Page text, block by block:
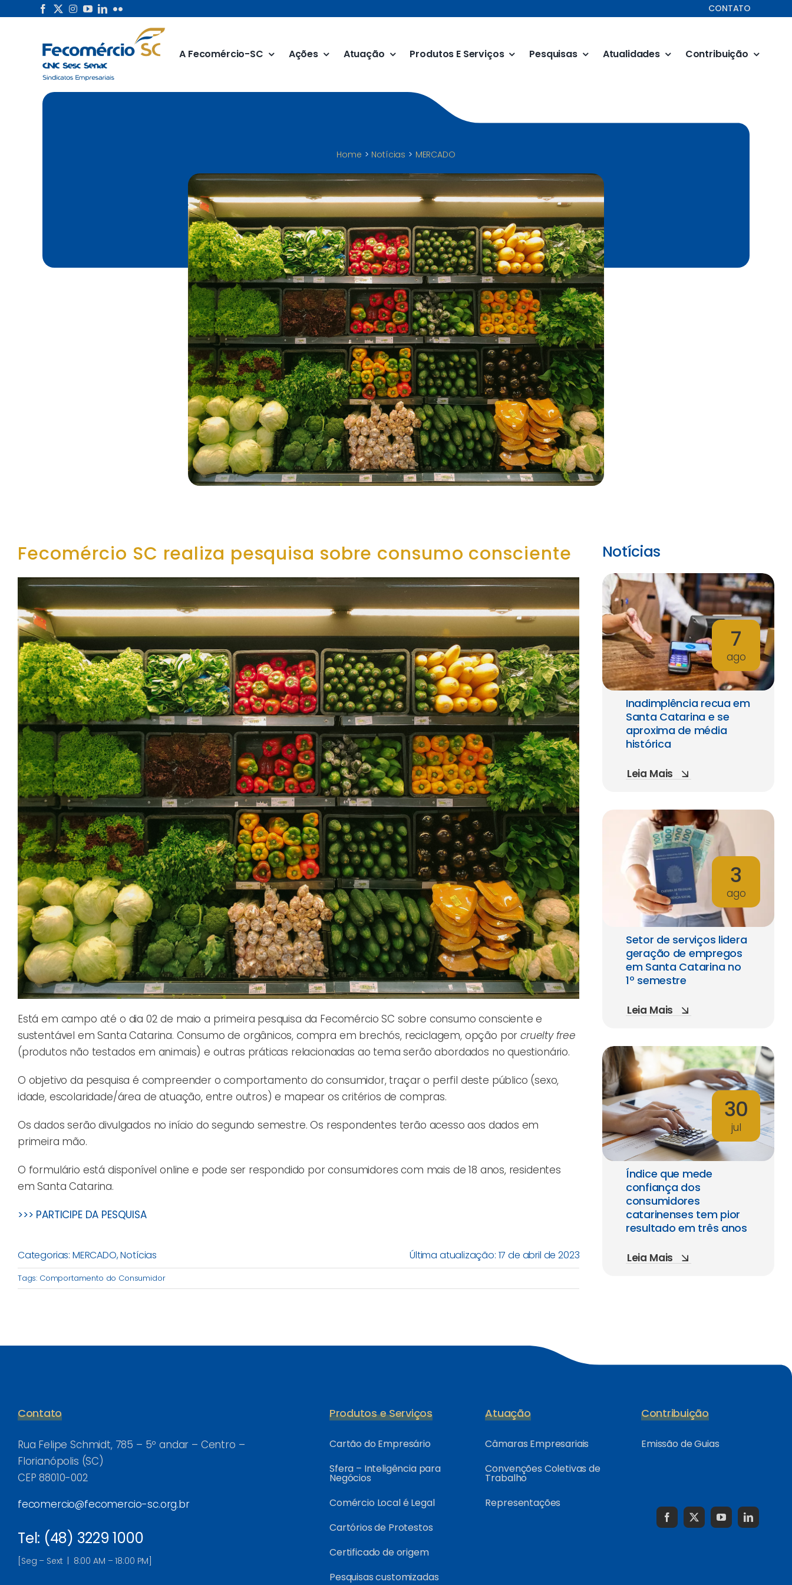
CONTATO
A Fecomércio-SC Ações Atuação Produtos E Serviços Pesquisas Atualidades Contribuição
Home Notícias MERCADO
Fecomércio SC realiza pesquisa sobre consumo consciente
Está em campo até o dia 02 de maio a primeira pesquisa da Fecomércio SC sobre consumo consciente e
sustentável em Santa Catarina. Consumo de orgânicos, compra em brechós, reciclagem, opção porcruelty free
(produtos não testados em animais) e outras práticas relacionadas ao tema serão abordados no questionário.
O objetivo da pesquisa é compreender o comportamento do consumidor, traçar o perfil deste público (sexo,
idade, escolaridade/área de atuação, entre outros) e mapear os critérios de compras.
Os dados serão divulgados no início do segundo semestre. Os respondentes terão acesso aos dados em
primeira mão.
O formulário está disponível online e pode ser respondido por consumidores com mais de 18 anos, residentes
em Santa Catarina.
>>> PARTICIPE DA PESQUISA
Categorias: MERCADO,Notícias Última atualização: 17 de abril de 2023
Tags: Comportamento do Consumidor
Notícias
7
ago
Inadimplência recua em
Santa Catarina e se
aproxima de média
histórica
Leia Mais
3
ago
Setor de serviços lidera
geração de empregos
em Santa Catarina no
1º semestre
Leia Mais
30
jul
Índice que mede
confiança dos
consumidores
catarinenses tem pior
resultado em três anos
Leia Mais
Contato
Rua Felipe Schmidt, 785 – 5º andar – Centro –
Florianópolis (SC)
CEP 88010-002
fecomercio@fecomercio-sc.org.br
Tel: (48) 3229 1000
[Seg – Sext | 8:00 AM – 18:00 PM]
Produtos e Serviços
Cartão do Empresário
Sfera – Inteligência para
Negócios
Comércio Local é Legal
Cartórios de Protestos
Certificado de origem
Pesquisas customizadas
Atuação
Câmaras Empresariais
Convenções Coletivas de
Trabalho
Representações
Contribuição
Emissão de Guias